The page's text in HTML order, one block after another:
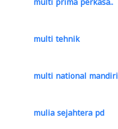
multi tehnik
multi national mandiri
mulia sejahtera pd